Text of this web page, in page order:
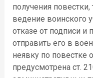
получения
ведение воинского
отказе от подписи и
отправить его в
неявку по повестке
предусмотрена ст.